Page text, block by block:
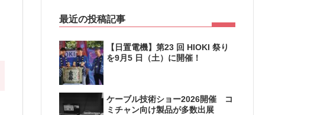
最近の投稿記事
【日置電機】第23 回 HIOKI 祭り
を9月5 日（土）に開催！
ケーブル技術ショー2026開催 コ
ミチャン向け製品が多数出展